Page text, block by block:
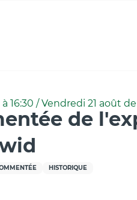
16:30 / Vendredi 21 août de
de
HISTORIQUE